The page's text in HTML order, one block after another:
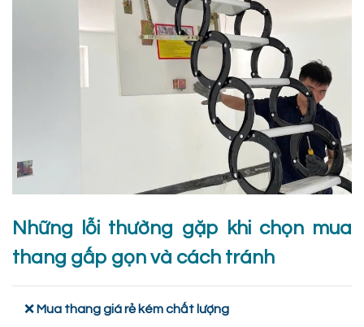
Những lỗi thường gặp khi chọn mua
thang gấp gọn và cách tránh
❌ Mua thang giá rẻ kém chất lượng